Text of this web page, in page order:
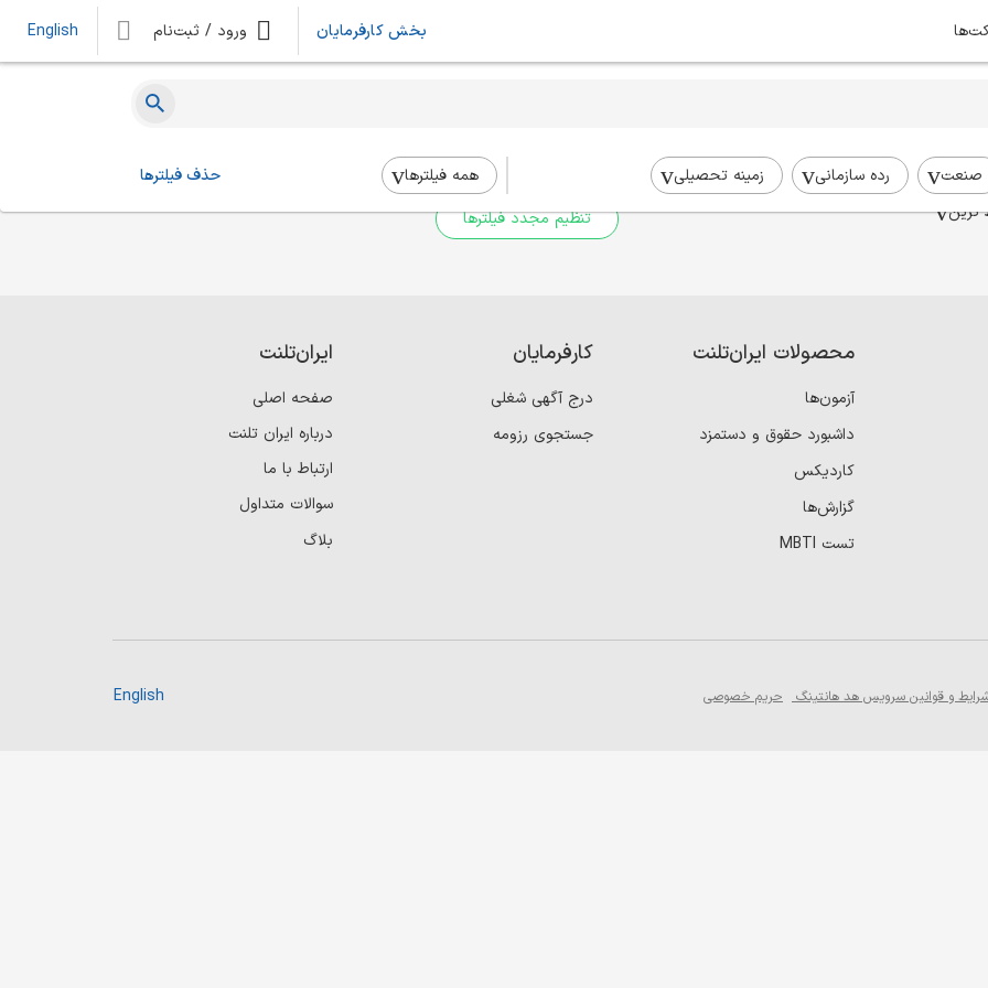
بخش کارفرمایان ورود / ثبت‌نام English
صنعت رده سازمانی زمینه تحصیلی همه فیلتر‌ها
حذف فیلترها
ترین
برای جستجوی جامع‌تر از فیلترهای بالا استفاده کنید.
تنظیم مجدد فیلترها
محصولات ایران‌تلنت
آزمون‌ها
داشبورد حقوق و دستمزد
کاردیکس
گزارش‌ها
تست MBTI
کارفرمایان
درج آگهی شغلی
جستجوی رزومه
ایران‌تلنت
صفحه اصلی
درباره ایران تلنت
ارتباط با ما
سوالات متداول
بلاگ
و قوانین سرویس هد هانتینگ حریم خصوصی English